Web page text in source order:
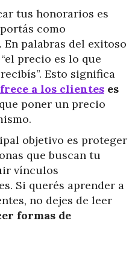
tus honorarios es
como
palabras del exitoso
precio es lo que
Esto significa
a los clientes es
poner un precio
objetivo es proteger
que buscan tu
vínculos
Si querés aprender a
no dejes de leer
formas de